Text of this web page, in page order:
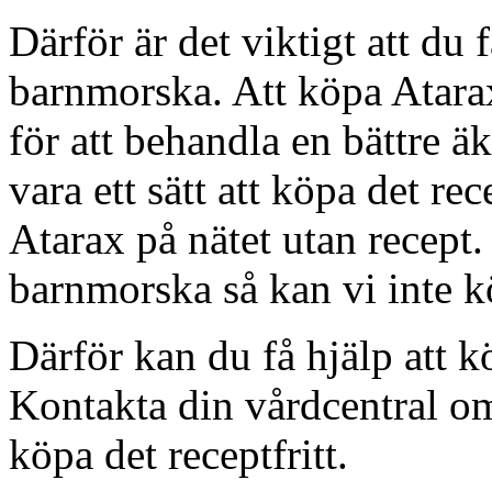
Därför är det viktigt att du
barnmorska. Att köpa
för att behandla en bättre
vara ett sätt att köpa det
Atarax på nätet utan
barnmorska så kan vi inte
Därför kan du få hjälp att
Kontakta din vårdcentral
köpa det receptfritt.